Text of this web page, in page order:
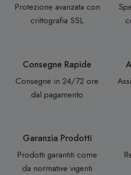
Protezione avanzata con
crittografia SSL
Consegne Rapide
Consegne in 24/72 ore
dal pagamento
Garanzia Prodotti
Prodotti garantiti come
da normative vigenti